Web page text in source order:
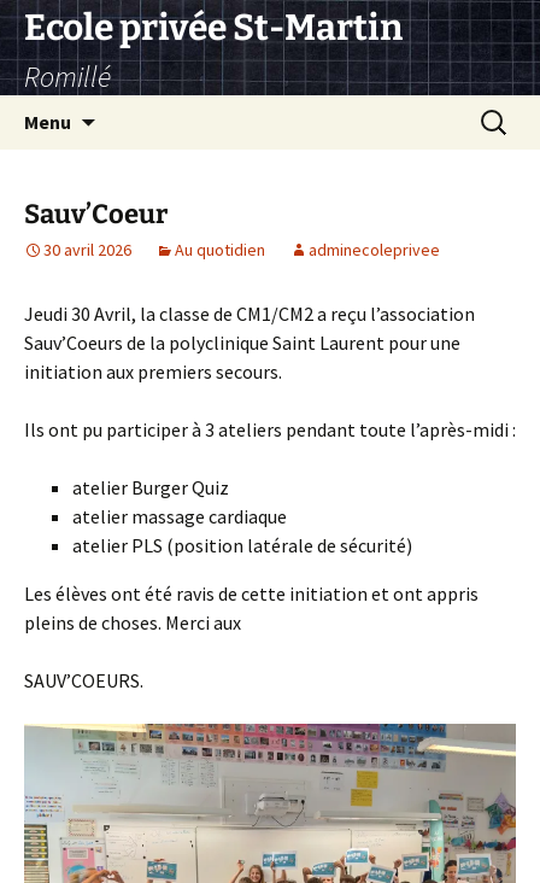
Aller
au
contenu
Ecole privée St-Martin
Romillé
Menu
Sauv’Coeur
30 avril 2026 Au quotidien adminecoleprivee
Jeudi 30 Avril, la classe de CM1/CM2 a reçu l’association
Sauv’Coeurs de la polyclinique Saint Laurent pour une
initiation aux premiers secours.
Ils ont pu participer à 3 ateliers pendant toute l’après-midi :
atelier Burger Quiz
atelier massage cardiaque
atelier PLS (position latérale de sécurité)
Les élèves ont été ravis de cette initiation et ont appris
pleins de choses. Merci aux
SAUV’COEURS.